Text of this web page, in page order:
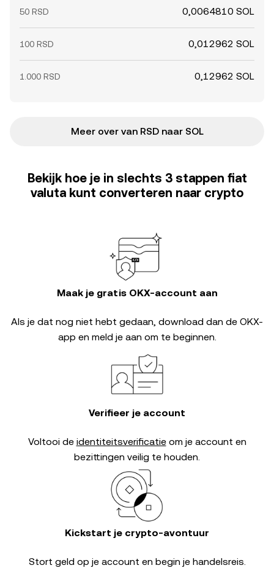
50 RSD 0,0064810 SOL
100 RSD 0,012962 SOL
1.000 RSD 0,12962 SOL
Meer over van RSD naar SOL
Bekijk hoe je in slechts 3 stappen fiat
valuta kunt converteren naar crypto
Maak je gratis OKX-account aan
Als je dat nog niet hebt gedaan, download dan de OKX-
app en meld je aan om te beginnen.
Verifieer je account
Voltooi de identiteitsverificatieom je account en
bezittingen veilig te houden.
Kickstart je crypto-avontuur
Stort geld op je account en begin je handelsreis.